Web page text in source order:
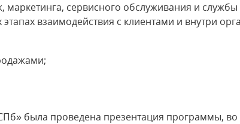
маркетинга, сервисного обслуживания и службы
взаимодействия с клиентами и внутри
была проведена презентация программы, во